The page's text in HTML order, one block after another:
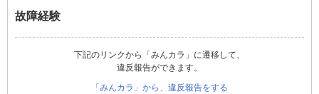
故障経験
下記のリンクから「みんカラ」に遷移して、
違反報告ができます。
「みんカラ」から、違反報告をする